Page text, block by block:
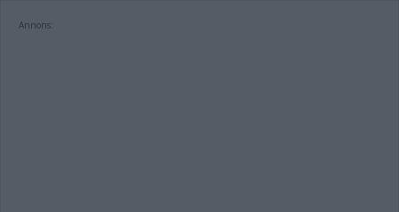
Annons: